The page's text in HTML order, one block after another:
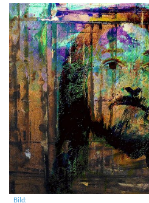
Bild: